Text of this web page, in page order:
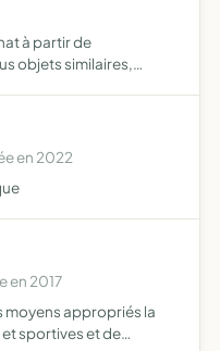
à partir de
objets similaires,
en 2022
en 2017
moyens appropriés la
sportives et de